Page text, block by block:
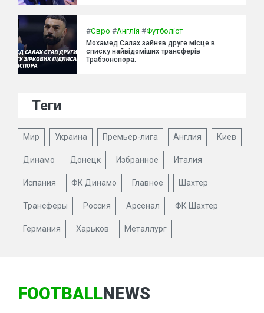
#Євро #Англія #Футболіст
Мохамед Салах зайняв друге місце в
списку найвідоміших трансферів
Трабзонспора.
Теги
Мир Украина Премьер-лига Англия Киев
Динамо Донецк Избранное Италия
Испания ФК Динамо Главное Шахтер
Трансферы Россия Арсенал ФК Шахтер
Германия Харьков Металлург
FOOTBALLNEWS